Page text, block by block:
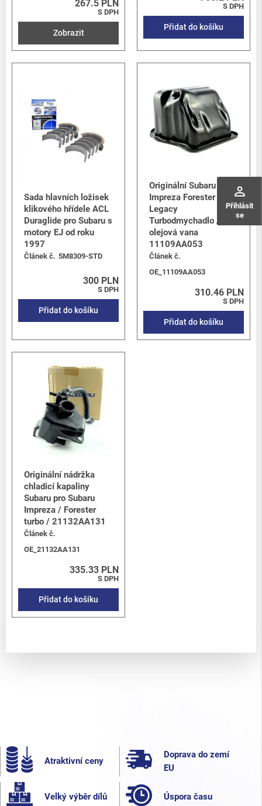
perm_identity
Přihlásit
se
267.5 PLN
S DPH
Zobrazit
S DPH
Přidat do košíku
Sada hlavních ložisek
klikového hřídele ACL
Duraglide pro Subaru s
motory EJ od roku
1997
Článek č. 5M8309-STD
300 PLN
S DPH
Přidat do košíku
Originální Subaru
Impreza Forester &
Legacy
Turbodmychadlo /
olejová vana
11109AA053
Článek č.
OE_11109AA053
310.46 PLN
S DPH
Přidat do košíku
Originální nádržka
chladicí kapaliny
Subaru pro Subaru
Impreza / Forester
turbo / 21132AA131
Článek č.
OE_21132AA131
335.33 PLN
S DPH
Přidat do košíku
Atraktivní ceny
Doprava do zemí
EU
Velký výběr dílů Úspora času